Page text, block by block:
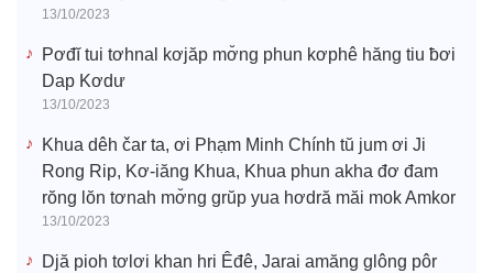
13/10/2023
Pơđĭ tui tơhnal kơjăp mơ̆ng phun kơphê hăng tiu ƀơi
Dap Kơdư
13/10/2023
Khua dêh čar ta, ơi Phạm Minh Chính tŭ jum ơi Ji
Rong Rip, Kơ-iăng Khua, Khua phun akha đơ đam
rŏng lŏn tơnah mơ̆ng grŭp yua hơdră măi mok Amkor
13/10/2023
Djă pioh tơlơi khan hri Êđê, Jarai amăng glông pôr